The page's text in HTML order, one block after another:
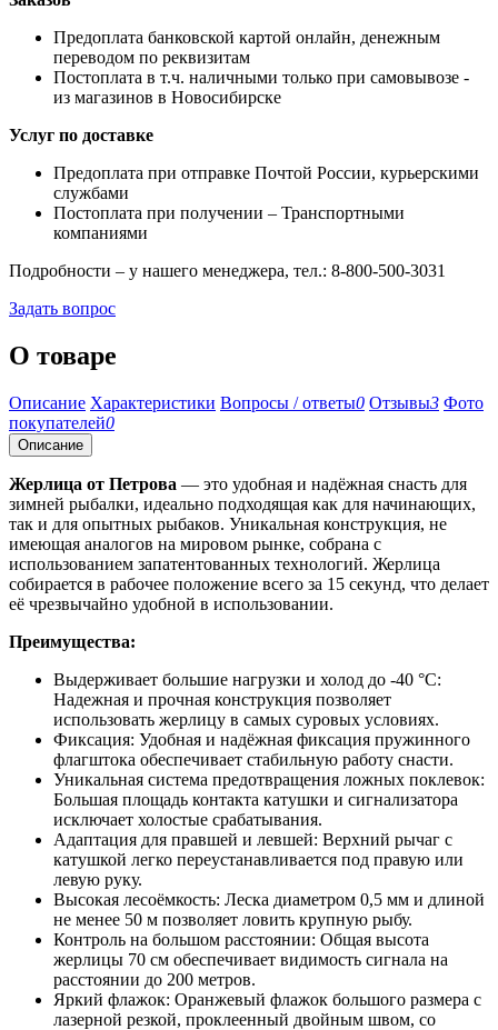
Предоплата банковской картой онлайн, денежным
переводом по реквизитам
Постоплата в т.ч. наличными только при самовывозе -
из магазинов в Новосибирске
Услуг по доставке
Предоплата при отправке Почтой России, курьерскими
службами
Постоплата при получении – Транспортными
компаниями
Подробности – у нашего менеджера, тел.: 8-800-500-3031
Задать вопрос
О товаре
Описание Характеристики Вопросы / ответы0 Отзывы3 Фото
покупателей0
Описание
Жерлица от Петрова — это удобная и надёжная снасть для
зимней рыбалки, идеально подходящая как для начинающих,
так и для опытных рыбаков. Уникальная конструкция, не
имеющая аналогов на мировом рынке, собрана с
использованием запатентованных технологий. Жерлица
собирается в рабочее положение всего за 15 секунд, что делает
её чрезвычайно удобной в использовании.
Преимущества:
Выдерживает большие нагрузки и холод до -40 °C:
Надежная и прочная конструкция позволяет
использовать жерлицу в самых суровых условиях.
Фиксация: Удобная и надёжная фиксация пружинного
флагштока обеспечивает стабильную работу снасти.
Уникальная система предотвращения ложных поклевок:
Большая площадь контакта катушки и сигнализатора
исключает холостые срабатывания.
Адаптация для правшей и левшей: Верхний рычаг с
катушкой легко переустанавливается под правую или
левую руку.
Высокая лесоёмкость: Леска диаметром 0,5 мм и длиной
не менее 50 м позволяет ловить крупную рыбу.
Контроль на большом расстоянии: Общая высота
жерлицы 70 см обеспечивает видимость сигнала на
расстоянии до 200 метров.
Яркий флажок: Оранжевый флажок большого размера с
лазерной резкой, проклеенный двойным швом, со